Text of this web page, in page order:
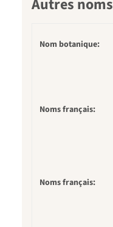
Autres noms
Nom botanique:
Noms français:
Noms français: